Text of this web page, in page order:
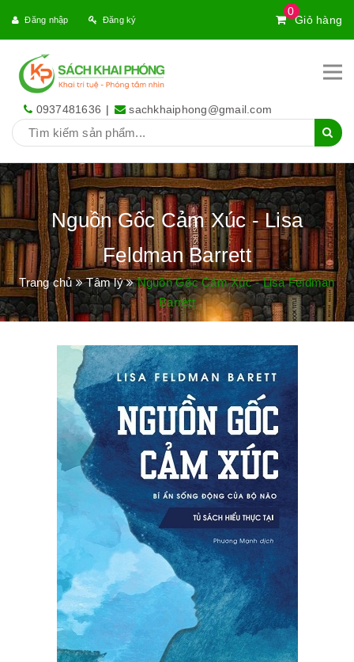
0
Giỏ hàng
Đăng nhập Đăng ký
0937481636 | sachkhaiphong@gmail.com
Nguồn Gốc Cảm Xúc - Lisa
Feldman Barrett
Trang chủ Tâm lý
Nguồn Gốc Cảm Xúc - Lisa Feldman
Barrett